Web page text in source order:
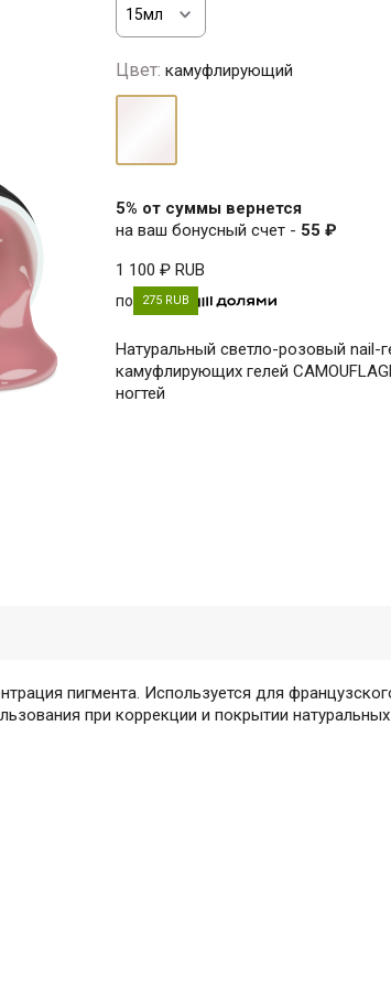
Цвет: камуфлирующий
5% от суммы вернется
на ваш бонусный счет - 55 ₽
1 100 ₽ RUB
по 275 RUB
Натуральный светло-розовый nail-
камуфлирующих гелей
ногтей
пигмента. Используется для
при коррекции и покрытии натуральных